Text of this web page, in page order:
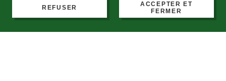
REFUSER
ACCEPTER ET
FERMER